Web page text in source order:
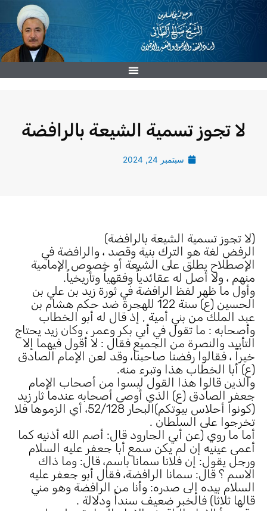
تخطي
لا تجوز تسمية الشيعة بالرافضة
سبتمبر 24, 2024
(لا تجوز تسمية الشيعة بالرافضة)
الرفض لغة هو الترك بنية وقصد ، والرافضة في
الإصطلاح يطلق على الشيعة أو خصوص الإمامية
منهم ، ولا أصل له عقائدياً وفقهياً وتأريخياً.
وأول ما ظهر لفظ الرافضة في ثورة زيد بن علي بن
الحسين (ع) سنة 122 للهجرة ضد حكم هشام بن
عبد الملك من بني أمية , إذ قال له أبو الخطاب
وأصحابه : ما تقول في أبي بكر وعمر ، وكان زيد يحتاج
التأييد والنصرة من الجميع فقال : لا أقول فيهما إلا
خيراً ، فقالوا رفضنا صاحبنا، وقد لعن الإمام الصادق
(ع) أبا الخطاب هذا وتبرء منه.
والذين قالوا هذا القول ليسوا من أصحاب الإمام
جعفر الصادق (ع) الذي أوصى أصحابه عندما ثار زيد
(كونوا أحلاس بيوتكم)البحار 52/128، أي الزموها فلا
تخرجوا على السلطان .
أما ما روي (عن أبي الجارود قال: أصم الله أذنيه كما
أعمى عينيه إن لم يكن سمع أبا جعفر عليه السلام
ورجل يقول: إن فلانا سمانا باسم، قال: وما ذاك
الاسم ؟ قال: سمانا الرافضة، فقال أبو جعفر عليه
السلام بيده إلى صدره: وأنا من الرافضة وهو مني
قالها ثلاثا) فالخبر ضعيف سنداً ودلالة .